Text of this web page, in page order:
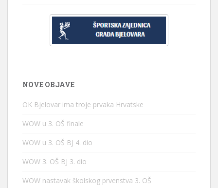
NOVE OBJAVE
OK Bjelovar ima troje prvaka Hrvatske
WOW u 3. OŠ finale
WOW u 3. OŠ BJ 4. dio
WOW 3. OŠ BJ 3. dio
WOW nastavak školskog prvenstva 3. OŠ